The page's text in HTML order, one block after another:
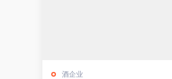
酒企业